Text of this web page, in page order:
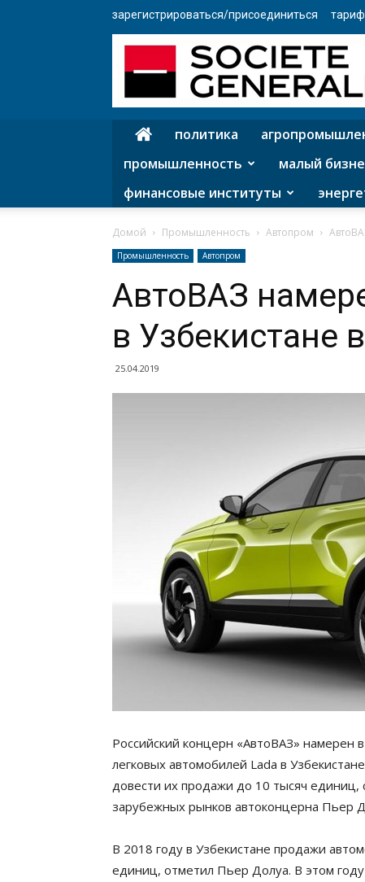
зарегистрироваться/присоединиться
политика
промышленность
малый
финансовые институты
Домой Промышленность Автопром
Промышленность Автопром
АвтоВАЗ
в Узбекистане
25.04.2019
Российский концерн «АвтоВАЗ» намерен
легковых автомобилей Lada в
довести их продажи до 10 тысяч
зарубежных рынков автоконцерна Пьер
В 2018 году в Узбекистане продажи
единиц, отметил Пьер Долуа. В этом году